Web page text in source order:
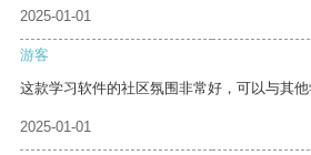
2025-01-01
游客
这款学习软件的社区氛围非常好，可以与其他
2025-01-01